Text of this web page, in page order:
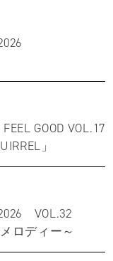
GOOD VOL.17
」
VOL.32
ロディー～